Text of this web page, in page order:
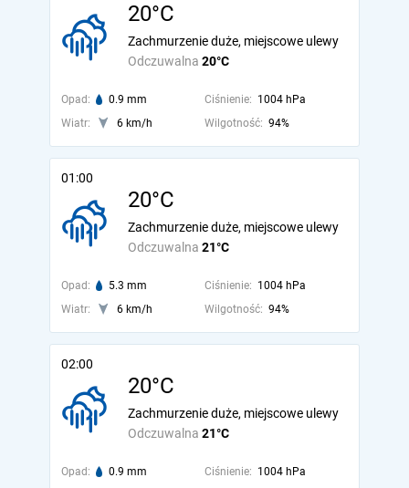
20°C
Odczuwalna 20°C
Zachmurzenie duże, miejscowe ulewy
Opad: 0.9 mm Ciśnienie: 1004 hPa
Wiatr:
6 km/h Wilgotność: 94%
01:00
20°C
Odczuwalna 21°C
Zachmurzenie duże, miejscowe ulewy
Opad: 5.3 mm Ciśnienie: 1004 hPa
Wiatr:
6 km/h Wilgotność: 94%
02:00
20°C
Odczuwalna 21°C
Zachmurzenie duże, miejscowe ulewy
Opad: 0.9 mm Ciśnienie: 1004 hPa